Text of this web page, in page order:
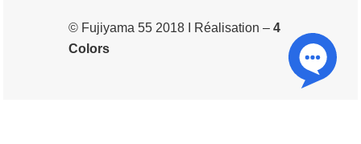
© Fujiyama 55 2018 I Réalisation – 4
Colors